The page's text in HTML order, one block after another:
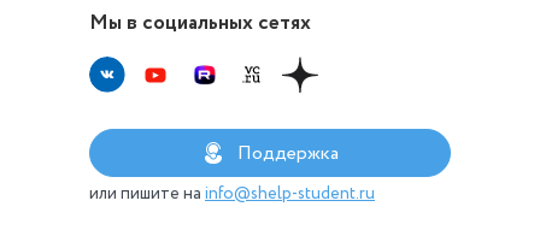
Мы в социальных сетях
Поддержка
или пишите на info@shelp-student.ru